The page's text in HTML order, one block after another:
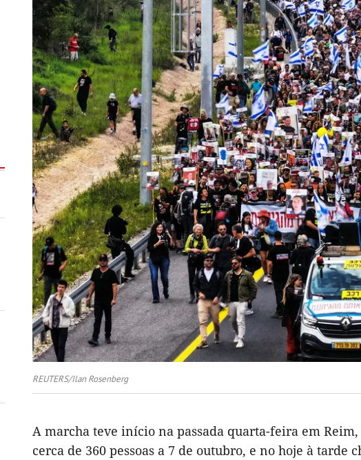
REUTERS/Ilan Rosenberg
A marcha teve início na passada quarta-feira em
cerca de 360 pessoas a 7 de outubro, e no hoje à